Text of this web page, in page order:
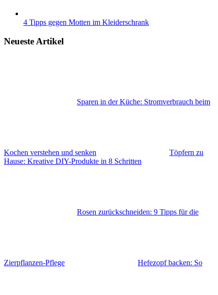
4 Tipps gegen Motten im Kleiderschrank
Neueste Artikel
Sparen in der Küche: Stromverbrauch beim
Kochen verstehen und senken
Töpfern zu
Hause: Kreative DIY-Produkte in 8 Schritten
Rosen zurückschneiden: 9 Tipps für die
Zierpflanzen-Pflege Hefezopf backen: So